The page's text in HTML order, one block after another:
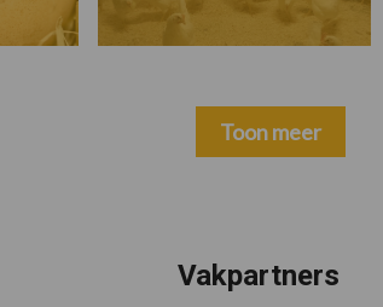
Toon meer
Vakpartners